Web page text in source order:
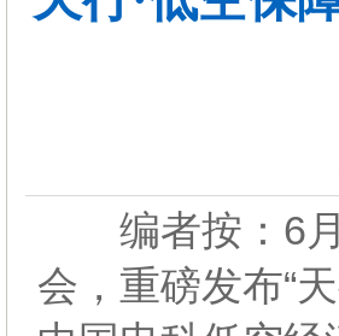
编者按：6月
会，重磅发布“